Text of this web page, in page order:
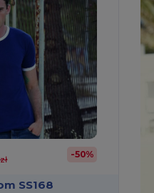
-50%
SS168